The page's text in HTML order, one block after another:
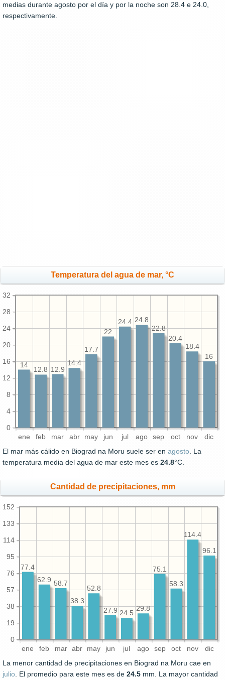
medias durante agosto por el día y por la noche son 28.4 e 24.0,
respectivamente.
Temperatura del agua de mar, °C
ene feb mar abr may jun jul ago sep oct nov dic
0
4
8
12
16
20
24
28
32
16
18.4
20.4
22.8
24.8
24.4
22
17.7
14.4
12.9
12.8
14
El mar más cálido en Biograd na Moru suele ser en agosto . La
temperatura media del agua de mar este mes es 24.8°C.
Cantidad de precipitaciones, mm
ene feb mar abr may jun jul ago sep oct nov dic
0
19
38
57
76
95
114
133
152
96.1
114.4
58.3
75.1
29.8
24.5
27.9
52.8
38.3
58.7
62.9
77.4
La menor cantidad de precipitaciones en Biograd na Moru cae en
julio . El promedio para este mes es de 24.5 mm. La mayor cantidad